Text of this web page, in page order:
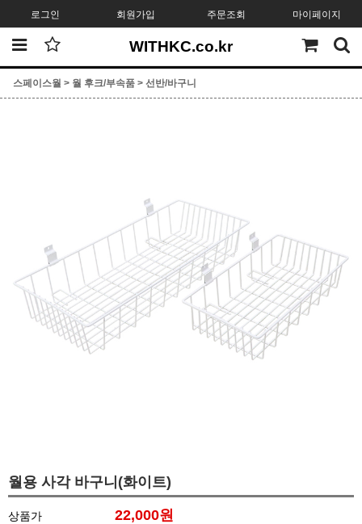
로그인 회원가입 주문조회 마이페이지
WITHKC.co.kr
스페이스월 > 월 후크/부속품 > 선반/바구니
월용 사각 바구니(화이트)
상품가 22,000원